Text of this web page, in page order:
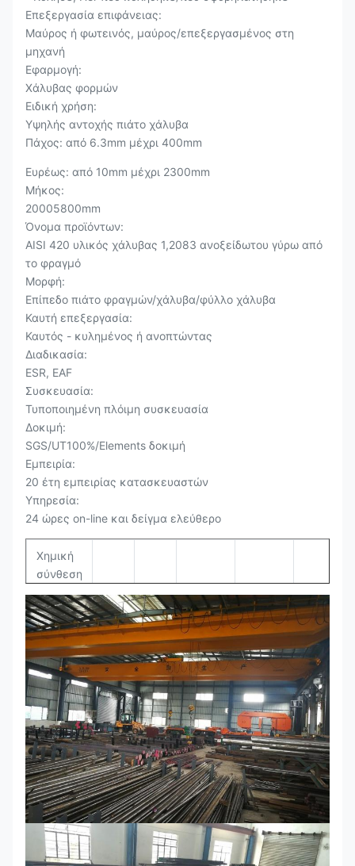
Επεξεργασία επιφάνειας:
Μαύρος ή φωτεινός, μαύρος/επεξεργασμένος στη
μηχανή
Εφαρμογή:
Χάλυβας φορμών
Ειδική χρήση:
Υψηλής αντοχής πιάτο χάλυβα
Πάχος: από 6.3mm μέχρι 400mm
Ευρέως: από 10mm μέχρι 2300mm
Μήκος:
20005800mm
Όνομα προϊόντων:
AISI 420 υλικός χάλυβας 1,2083 ανοξείδωτου γύρω από
το φραγμό
Μορφή:
Επίπεδο πιάτο φραγμών/χάλυβα/φύλλο χάλυβα
Καυτή επεξεργασία:
Καυτός - κυλημένος ή ανοπτώντας
Διαδικασία:
ESR, EAF
Συσκευασία:
Τυποποιημένη πλόιμη συσκευασία
Δοκιμή:
SGS/UT100%/Elements δοκιμή
Εμπειρία:
20 έτη εμπειρίας κατασκευαστών
Υπηρεσία:
24 ώρες on-line και δείγμα ελεύθερο
Χημική
σύνθεση
Γ Si ΜΝ Χρώμιο Π S
0.35-
0.45
0.3-
0.4
0.4-
0.7
12-13 ≤0.030 ≤0.030